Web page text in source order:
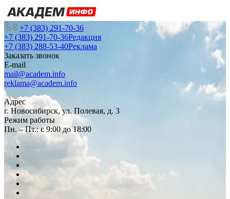
+7 (383) 291-70-36
+7 (383) 291-70-36Редакция
+7 (383) 288-53-40Реклама
Заказать звонок
E-mail
mail@academ.info
reklama@academ.info
Адрес
г. Новосибирск, ул. Полевая, д. 3
Режим работы
Пн. – Пт.: с 9:00 до 18:00